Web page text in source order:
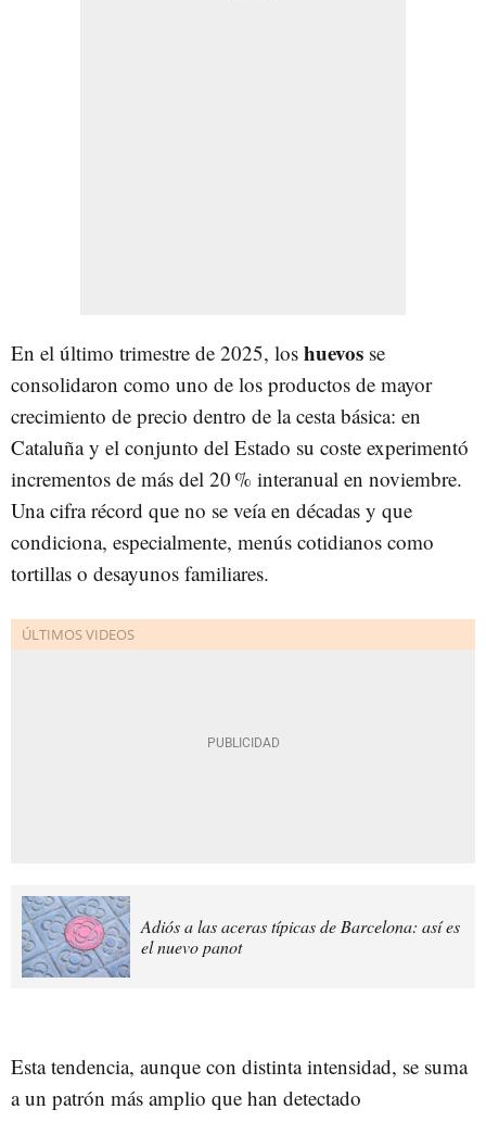
En el último trimestre de 2025, los huevos se
consolidaron como uno de los productos de mayor
crecimiento de precio dentro de la cesta básica: en
Cataluña y el conjunto del Estado su coste experimentó
incrementos de más del 20 % interanual en noviembre.
Una cifra récord que no se veía en décadas y que
condiciona, especialmente, menús cotidianos como
tortillas o desayunos familiares.
Adiós a las aceras típicas de Barcelona: así es
el nuevo panot
Esta tendencia, aunque con distinta intensidad, se suma
a un patrón más amplio que han detectado